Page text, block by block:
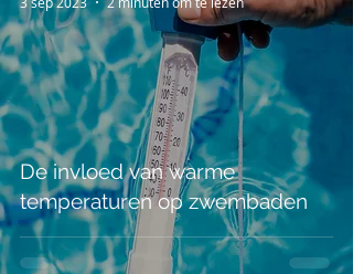
De invloed van warme
temperaturen op zwembaden